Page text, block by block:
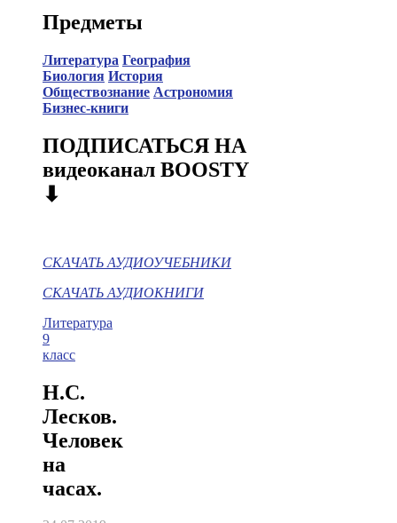
Предметы
Литература География
Биология История
Обществознание Астрономия
Бизнес-книги
ПОДПИСАТЬСЯ НА
видеоканал BOOSTY
⬇
СКАЧАТЬ АУДИОУЧЕБНИКИ
СКАЧАТЬ АУДИОКНИГИ
Литература
9
класс
Н.С.
Лесков.
Человек
на
часах.